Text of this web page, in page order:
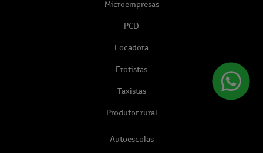
Microempresas
PCD
Locadora
Frotistas
Taxistas
Produtor rural
Autoescolas